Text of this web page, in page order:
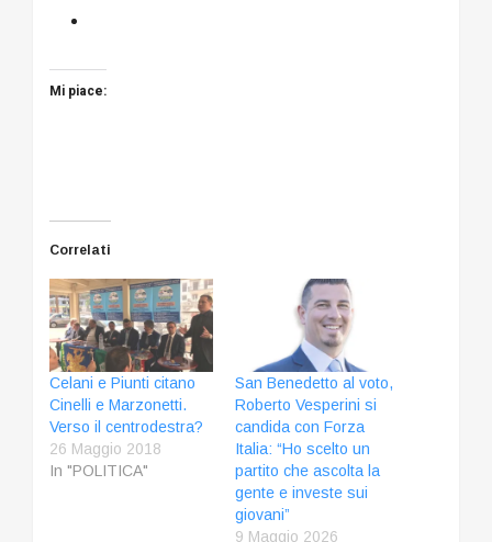
Mi piace:
Correlati
Celani e Piunti citano
Cinelli e Marzonetti.
Verso il centrodestra?
26 Maggio 2018
In "POLITICA"
San Benedetto al voto,
Roberto Vesperini si
candida con Forza
Italia: “Ho scelto un
partito che ascolta la
gente e investe sui
giovani”
9 Maggio 2026